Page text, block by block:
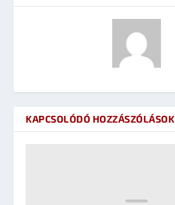
KAPCSOLÓDÓ HOZZÁSZÓLÁSOK